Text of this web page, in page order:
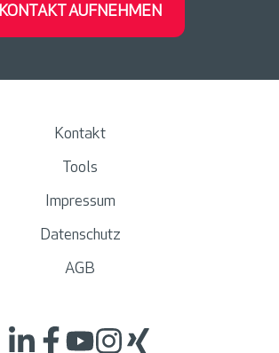
KONTAKT AUFNEHMEN
Kontakt
Tools
Impressum
Datenschutz
AGB